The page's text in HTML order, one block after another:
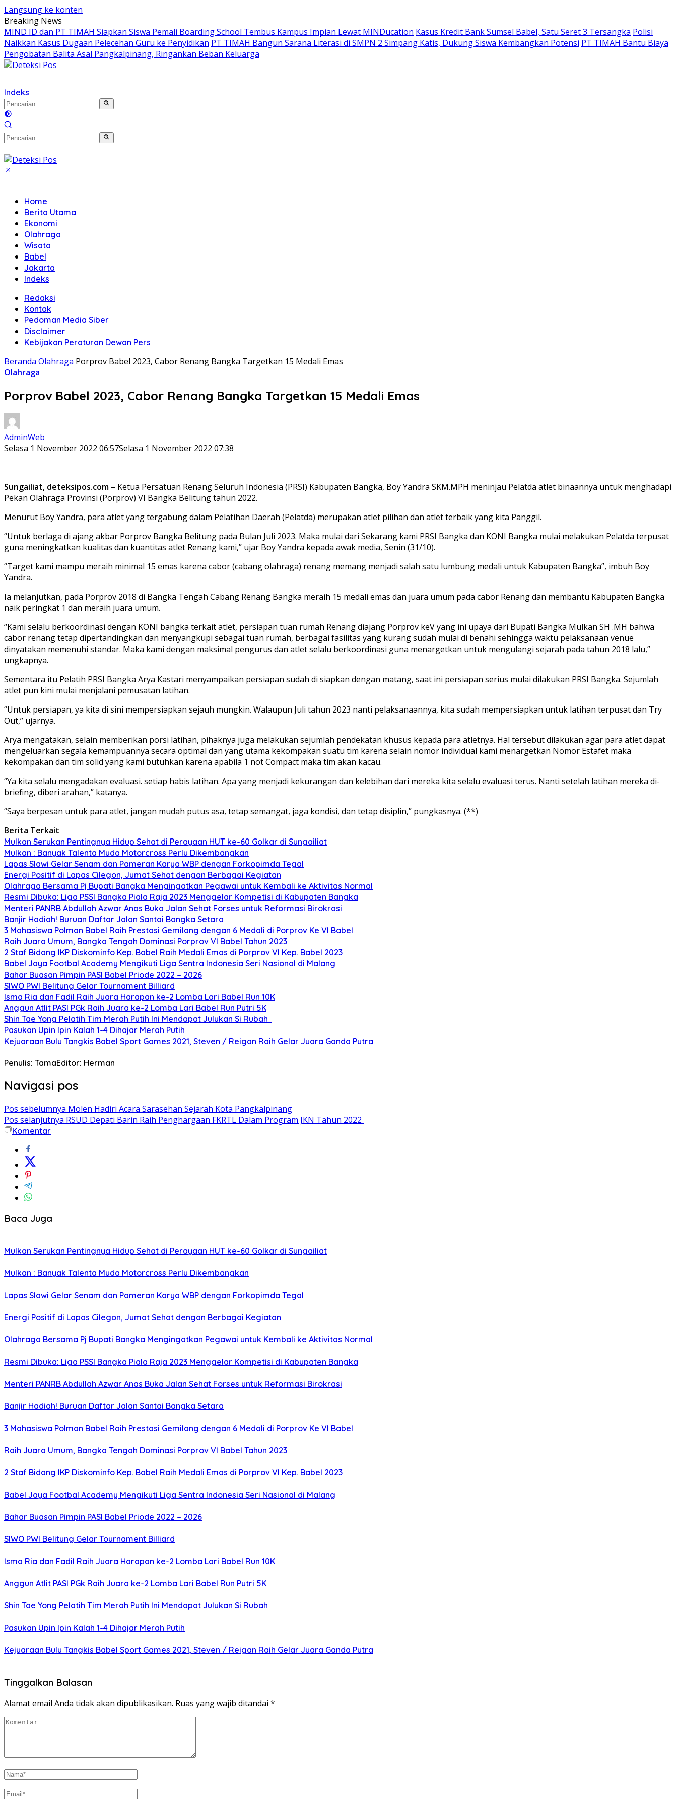
Langsung ke konten
Breaking News
MIND ID dan PT TIMAH Siapkan Siswa Pemali Boarding School Tembus Kampus Impian Lewat MINDucation Kasus Kredit Bank Sumsel Babel, Satu Seret 3 Tersangka Polisi
Naikkan Kasus Dugaan Pelecehan Guru ke Penyidikan PT TIMAH Bangun Sarana Literasi di SMPN 2 Simpang Katis, Dukung Siswa Kembangkan Potensi PT TIMAH Bantu Biaya
Pengobatan Balita Asal Pangkalpinang, Ringankan Beban Keluarga
Indeks
Home
Berita Utama
Ekonomi
Olahraga
Wisata
Babel
Jakarta
Indeks
Redaksi
Kontak
Pedoman Media Siber
Disclaimer
Kebijakan Peraturan Dewan Pers
Beranda Olahraga Porprov Babel 2023, Cabor Renang Bangka Targetkan 15 Medali Emas
Olahraga
Porprov Babel 2023, Cabor Renang Bangka Targetkan 15 Medali Emas
AdminWeb
Selasa 1 November 2022 06:57Selasa 1 November 2022 07:38
Sungailiat, deteksipos.com – Ketua Persatuan Renang Seluruh Indonesia (PRSI) Kabupaten Bangka, Boy Yandra SKM.MPH meninjau Pelatda atlet binaannya untuk menghadapi
Pekan Olahraga Provinsi (Porprov) VI Bangka Belitung tahun 2022.
Menurut Boy Yandra, para atlet yang tergabung dalam Pelatihan Daerah (Pelatda) merupakan atlet pilihan dan atlet terbaik yang kita Panggil.
“Untuk berlaga di ajang akbar Porprov Bangka Belitung pada Bulan Juli 2023. Maka mulai dari Sekarang kami PRSI Bangka dan KONI Bangka mulai melakukan Pelatda terpusat
guna meningkatkan kualitas dan kuantitas atlet Renang kami,” ujar Boy Yandra kepada awak media, Senin (31/10).
“Target kami mampu meraih minimal 15 emas karena cabor (cabang olahraga) renang memang menjadi salah satu lumbung medali untuk Kabupaten Bangka”, imbuh Boy
Yandra.
Ia melanjutkan, pada Porprov 2018 di Bangka Tengah Cabang Renang Bangka meraih 15 medali emas dan juara umum pada cabor Renang dan membantu Kabupaten Bangka
naik peringkat 1 dan meraih juara umum.
“Kami selalu berkoordinasi dengan KONI bangka terkait atlet, persiapan tuan rumah Renang diajang Porprov keV yang ini upaya dari Bupati Bangka Mulkan SH .MH bahwa
cabor renang tetap dipertandingkan dan menyangkupi sebagai tuan rumah, berbagai fasilitas yang kurang sudah mulai di benahi sehingga waktu pelaksanaan venue
dinyatakan memenuhi standar. Maka kami dengan maksimal pengurus dan atlet selalu berkoordinasi guna menargetkan untuk mengulangi sejarah pada tahun 2018 lalu,”
ungkapnya.
Sementara itu Pelatih PRSI Bangka Arya Kastari menyampaikan persiapan sudah di siapkan dengan matang, saat ini persiapan serius mulai dilakukan PRSI Bangka. Sejumlah
atlet pun kini mulai menjalani pemusatan latihan.
“Untuk persiapan, ya kita di sini mempersiapkan sejauh mungkin. Walaupun Juli tahun 2023 nanti pelaksanaannya, kita sudah mempersiapkan untuk latihan terpusat dan Try
Out,” ujarnya.
Arya mengatakan, selain memberikan porsi latihan, pihaknya juga melakukan sejumlah pendekatan khusus kepada para atletnya. Hal tersebut dilakukan agar para atlet dapat
mengeluarkan segala kemampuannya secara optimal dan yang utama kekompakan suatu tim karena selain nomor individual kami menargetkan Nomor Estafet maka
kekompakan dan tim solid yang kami butuhkan karena apabila 1 not Compact maka tim akan kacau.
“Ya kita selalu mengadakan evaluasi. setiap habis latihan. Apa yang menjadi kekurangan dan kelebihan dari mereka kita selalu evaluasi terus. Nanti setelah latihan mereka di-
briefing, diberi arahan,” katanya.
“Saya berpesan untuk para atlet, jangan mudah putus asa, tetap semangat, jaga kondisi, dan tetap disiplin,” pungkasnya. (**)
Berita Terkait
Mulkan Serukan Pentingnya Hidup Sehat di Perayaan HUT ke-60 Golkar di Sungailiat
Mulkan : Banyak Talenta Muda Motorcross Perlu Dikembangkan
Lapas Slawi Gelar Senam dan Pameran Karya WBP dengan Forkopimda Tegal
Energi Positif di Lapas Cilegon, Jumat Sehat dengan Berbagai Kegiatan
Olahraga Bersama Pj Bupati Bangka Mengingatkan Pegawai untuk Kembali ke Aktivitas Normal
Resmi Dibuka: Liga PSSI Bangka Piala Raja 2023 Menggelar Kompetisi di Kabupaten Bangka
Menteri PANRB Abdullah Azwar Anas Buka Jalan Sehat Forses untuk Reformasi Birokrasi
Banjir Hadiah! Buruan Daftar Jalan Santai Bangka Setara
3 Mahasiswa Polman Babel Raih Prestasi Gemilang dengan 6 Medali di Porprov Ke VI Babel
Raih Juara Umum, Bangka Tengah Dominasi Porprov VI Babel Tahun 2023
2 Staf Bidang IKP Diskominfo Kep. Babel Raih Medali Emas di Porprov VI Kep. Babel 2023
Babel Jaya Footbal Academy Mengikuti Liga Sentra Indonesia Seri Nasional di Malang
Bahar Buasan Pimpin PASI Babel Priode 2022 – 2026
SIWO PWI Belitung Gelar Tournament Billiard
Isma Ria dan Fadil Raih Juara Harapan ke-2 Lomba Lari Babel Run 10K
Anggun Atlit PASI PGk Raih Juara ke-2 Lomba Lari Babel Run Putri 5K
Shin Tae Yong Pelatih Tim Merah Putih Ini Mendapat Julukan Si Rubah
Pasukan Upin Ipin Kalah 1-4 Dihajar Merah Putih
Kejuaraan Bulu Tangkis Babel Sport Games 2021, Steven / Reigan Raih Gelar Juara Ganda Putra
Penulis: TamaEditor: Herman
Navigasi pos
Pos sebelumnya Molen Hadiri Acara Sarasehan Sejarah Kota Pangkalpinang
Pos selanjutnya RSUD Depati Barin Raih Penghargaan FKRTL Dalam Program JKN Tahun 2022
Komentar
Baca Juga
Mulkan Serukan Pentingnya Hidup Sehat di Perayaan HUT ke-60 Golkar di Sungailiat
Mulkan : Banyak Talenta Muda Motorcross Perlu Dikembangkan
Lapas Slawi Gelar Senam dan Pameran Karya WBP dengan Forkopimda Tegal
Energi Positif di Lapas Cilegon, Jumat Sehat dengan Berbagai Kegiatan
Olahraga Bersama Pj Bupati Bangka Mengingatkan Pegawai untuk Kembali ke Aktivitas Normal
Resmi Dibuka: Liga PSSI Bangka Piala Raja 2023 Menggelar Kompetisi di Kabupaten Bangka
Menteri PANRB Abdullah Azwar Anas Buka Jalan Sehat Forses untuk Reformasi Birokrasi
Banjir Hadiah! Buruan Daftar Jalan Santai Bangka Setara
3 Mahasiswa Polman Babel Raih Prestasi Gemilang dengan 6 Medali di Porprov Ke VI Babel
Raih Juara Umum, Bangka Tengah Dominasi Porprov VI Babel Tahun 2023
2 Staf Bidang IKP Diskominfo Kep. Babel Raih Medali Emas di Porprov VI Kep. Babel 2023
Babel Jaya Footbal Academy Mengikuti Liga Sentra Indonesia Seri Nasional di Malang
Bahar Buasan Pimpin PASI Babel Priode 2022 – 2026
SIWO PWI Belitung Gelar Tournament Billiard
Isma Ria dan Fadil Raih Juara Harapan ke-2 Lomba Lari Babel Run 10K
Anggun Atlit PASI PGk Raih Juara ke-2 Lomba Lari Babel Run Putri 5K
Shin Tae Yong Pelatih Tim Merah Putih Ini Mendapat Julukan Si Rubah
Pasukan Upin Ipin Kalah 1-4 Dihajar Merah Putih
Kejuaraan Bulu Tangkis Babel Sport Games 2021, Steven / Reigan Raih Gelar Juara Ganda Putra
Tinggalkan Balasan
Alamat email Anda tidak akan dipublikasikan. Ruas yang wajib ditandai *